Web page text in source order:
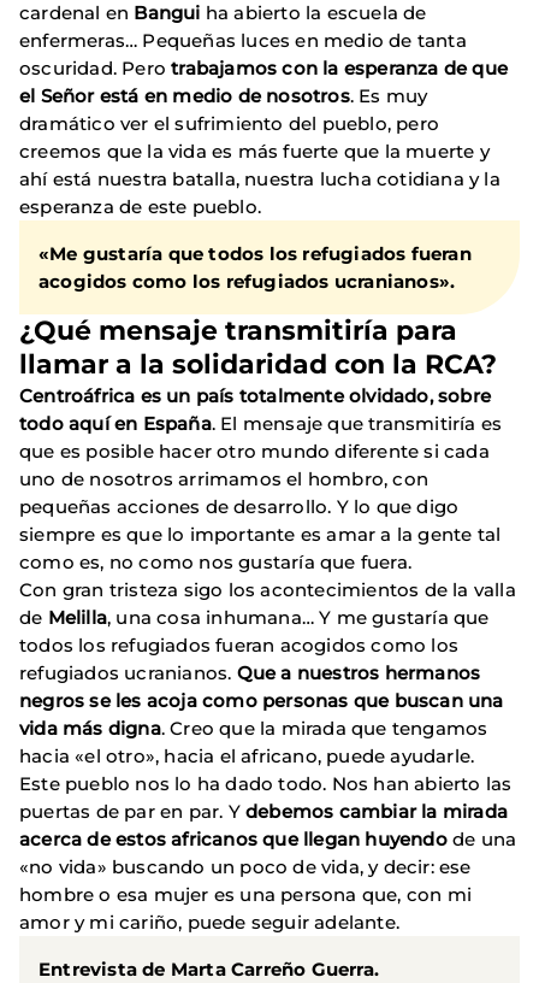
cardenal en Bangui ha abierto la escuela de
enfermeras… Pequeñas luces en medio de tanta
oscuridad. Perotrabajamos con la esperanza de que
el Señor está en medio de nosotros. Es muy
dramático ver el sufrimiento del pueblo, pero
creemos que la vida es más fuerte que la muerte y
ahí está nuestra batalla, nuestra lucha cotidiana y la
esperanza de este pueblo.
«Me gustaría que todos los refugiados fueran
acogidos como los refugiados ucranianos».
¿Qué mensaje transmitiría para
llamar a la solidaridad con la RCA?
Centroáfrica es un país totalmente olvidado, sobre
todo aquí en España. El mensaje que transmitiría es
que es posible hacer otro mundo diferente si cada
uno de nosotros arrimamos el hombro, con
pequeñas acciones de desarrollo. Y lo que digo
siempre es que lo importante es amar a la gente tal
como es, no como nos gustaría que fuera.
Con gran tristeza sigo los acontecimientos de la valla
de Melilla, una cosa inhumana… Y me gustaría que
todos los refugiados fueran acogidos como los
refugiados ucranianos. Que a nuestros hermanos
negros se les acoja como personas que buscan una
vida más digna. Creo que la mirada que tengamos
hacia «el otro», hacia el africano, puede ayudarle.
Este pueblo nos lo ha dado todo. Nos han abierto las
puertas de par en par. Ydebemos cambiar la mirada
acerca de estos africanos que llegan huyendode una
«no vida» buscando un poco de vida, y decir: ese
hombre o esa mujer es una persona que, con mi
amor y mi cariño, puede seguir adelante.
Entrevista de Marta Carreño Guerra.